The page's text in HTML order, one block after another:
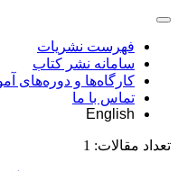
فهرست نشریات
سامانه نشر کتاب
کارگاه‌ها و دوره‌های
تماس با ما
English
تعداد مقالات: 1